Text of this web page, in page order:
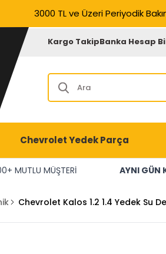
3000 TL ve Üzeri Periyodik
Kargo TakipBanka Hesap
Chevrolet Yedek Parça
MUTLU MÜŞTERİ AYNI GÜN
Chevrolet Kalos 1.2 1.4 Yedek Su